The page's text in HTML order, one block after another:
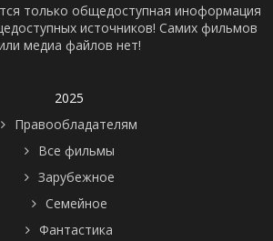
только общедоступная иноформация
источников! Самих фильмов
медиа файлов нет!
2025
Правообладателям
Все фильмы
Зарубежное
Семейное
Фантастика